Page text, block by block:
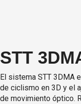
STT
El sistema STT 3DMA
de ciclismo en 3D y el
de movimiento óptico.